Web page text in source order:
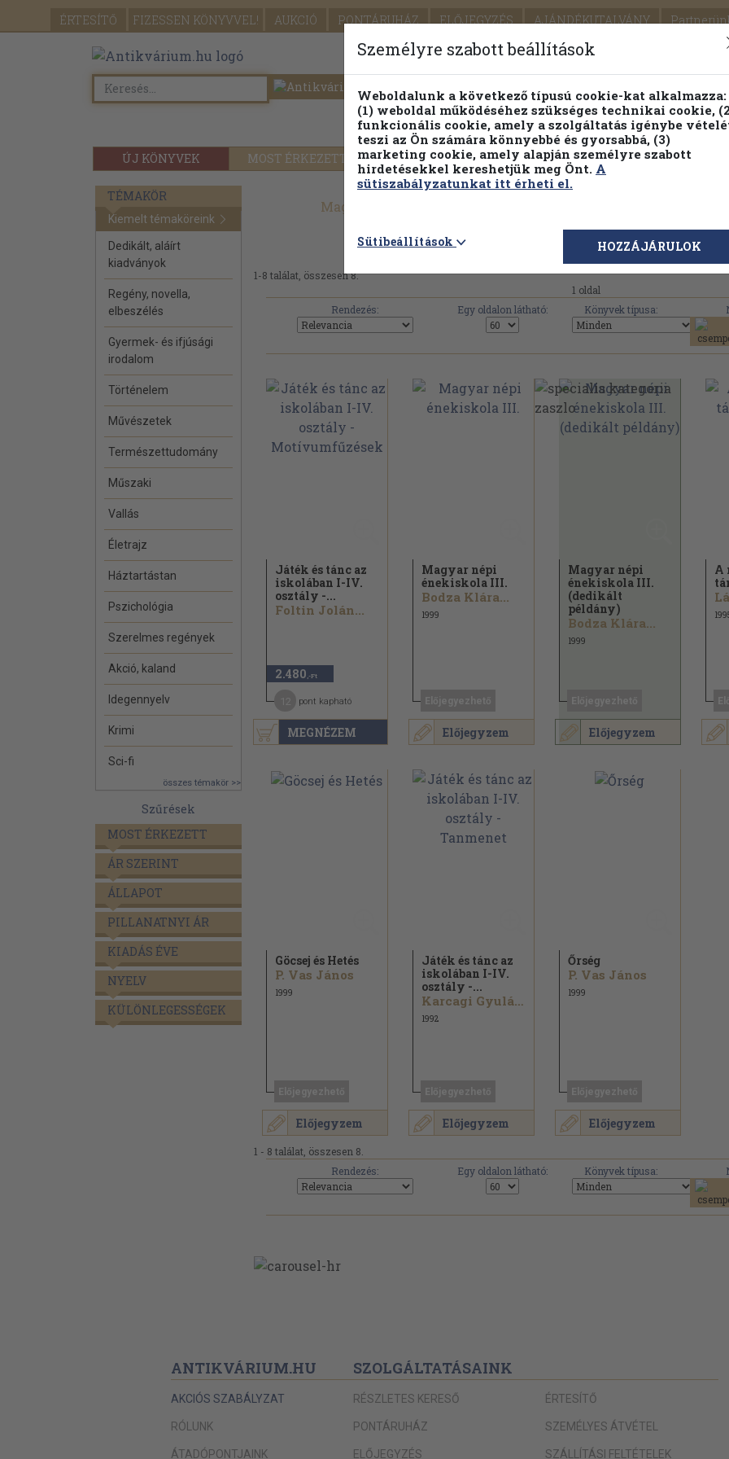
ÉRTESÍTŐ FIZESSEN KÖNYVVEL! AUKCIÓ PONTÁRUHÁZ ELŐJEGYZÉS AJÁNDÉKUTALVÁNY
SEGÍTSÉG
ÚJ KÖNYVEK MOST ÉRKEZETT PILLANATNYI ÁRAINK FENNTARTHATÓ
Részletes kereső Témaköri fa
TÉMAKÖR
Kiemelt témaköreink
Dedikált, aláírt
kiadványok
Regény, novella,
elbeszélés
Gyermek- és ifjúsági
irodalom
Történelem
Művészetek
Természettudomány
Műszaki
Vallás
Életrajz
Háztartástan
Pszichológia
Szerelmes regények
Akció, kaland
Idegennyelv
Krimi
Sci-fi
összes témakör >>
Szűrések
MOST ÉRKEZETT
ÁR SZERINT
ÁLLAPOT
PILLANATNYI ÁR
KIADÁS ÉVE
NYELV
KÜLÖNLEGESSÉGEK
Magyar Művelődési Intézet Néptáncosok Szakmai Háza
1-8 találat, összesen 8.
1 oldal
Rendezés:
Egy oldalon látható: Könyvek típusa:
MEGNÉZEM
Játék és tánc az
iskolában I-IV.
osztály -...
Foltin Jolán...
2.480 ,-Ft
pont kapható
Előjegyzem
Magyar népi
énekiskola III.
Bodza Klára...
1999
Előjegyzem
Magyar népi
énekiskola III.
(dedikált
példány)
Bodza Klára...
1999
A
Előjegyzem
Göcsej és Hetés
P. Vas János
1999
Előjegyzem
Játék és tánc az
iskolában I-IV.
osztály -...
Karcagi Gyuláné...
1992
Előjegyzem
Őrség
P. Vas János
1999
1 - 8 találat, összesen 8.
Rendezés:
Egy oldalon látható: Könyvek típusa:
ANTIKVÁRIUM.HU
AKCIÓS SZABÁLYZAT
RÓLUNK
ÁTADÓPONTJAINK
SZOLGÁLTATÁSAINK
RÉSZLETES KERESŐ
PONTÁRUHÁZ
ELŐJEGYZÉS
ÉRTESÍTŐ
SZEMÉLYES ÁTVÉTEL
SZÁLLÍTÁSI FELTÉTELEK
Személyre szabott beállítások
Weboldalunk a következő típusú cookie-kat alkalmazza:
(1) weboldal működéséhez szükséges technikai cookie,
funkcionális cookie, amely a szolgáltatás igénybe
teszi az Ön számára könnyebbé és gyorsabbá, (3)
marketing cookie, amely alapján személyre szabott
hirdetésekkel kereshetjük meg Önt. A
sütiszabályzatunkat itt érheti el.
Sütibeállítások HOZZÁJÁRULOK